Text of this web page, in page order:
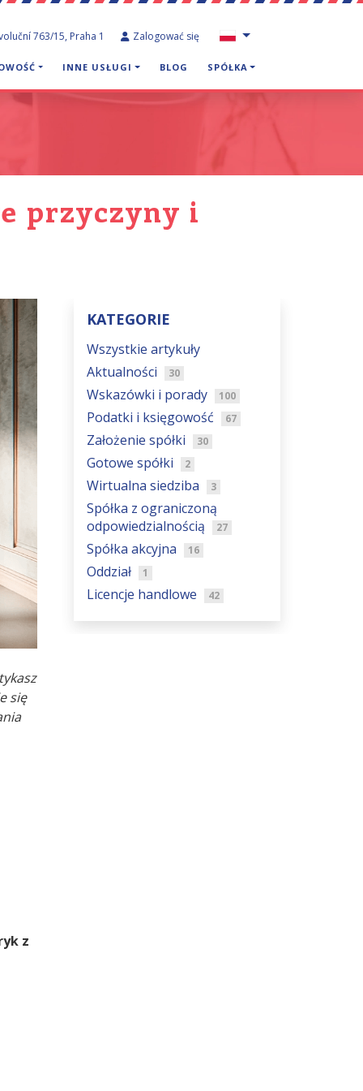
INNE USŁUGI BLOG SPÓŁKA
763/15, Praha 1 Zalogować się
przyczyny i
się
z
KATEGORIE
Wszystkie artykuły
Aktualności
30
Wskazówki i porady 100
Podatki i księgowość 67
Założenie spółki 30
Gotowe spółki 2
Wirtualna siedziba 3
Spółka z ograniczoną
odpowiedzialnością
27
Spółka akcyjna 16
Oddział 1
Licencje handlowe 42